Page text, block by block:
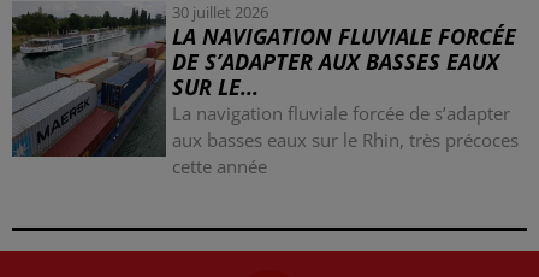
30 juillet 2026
LA NAVIGATION FLUVIALE FORCÉE
DE S’ADAPTER AUX BASSES EAUX
SUR LE...
La navigation fluviale forcée de s’adapter
aux basses eaux sur le Rhin, très précoces
cette année